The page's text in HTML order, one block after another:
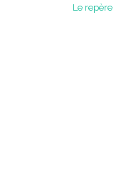
Le repère